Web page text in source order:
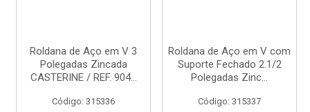
Roldana de Aço em V 3
Polegadas Zincada
CASTERINE / REF. 904...
Código: 315336
Roldana de Aço em V com
Suporte Fechado 2.1/2
Polegadas Zinc...
Código: 315337